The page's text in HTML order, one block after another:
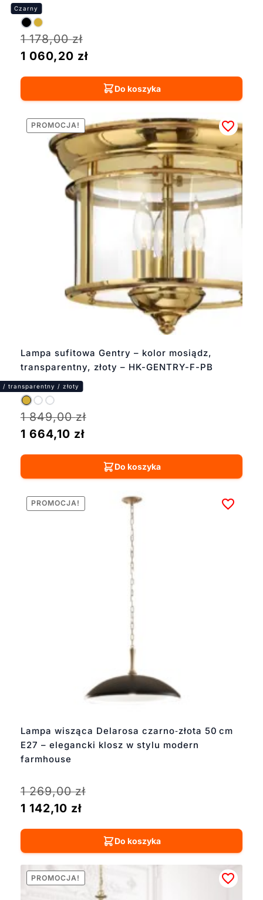
1 178,00zł
1 060,20 zł
Do koszyka
Lampa sufitowa Gentry – kolor mosiądz,
transparentny, złoty – HK-GENTRY-F-PB
PROMOCJA!
1 849,00zł
1 664,10 zł
Do koszyka
Lampa wisząca Delarosa czarno‑złota 50 cm
E27 – elegancki klosz w stylu modern
farmhouse
PROMOCJA!
1 269,00zł
1 142,10 zł
Do koszyka
PROMOCJA!